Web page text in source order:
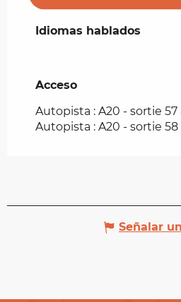
Idiomas hablados
Idiomas hablados
Acceso
Acceso
Autopista : A20 - sortie
Autopista : A20 - sortie
Señalar